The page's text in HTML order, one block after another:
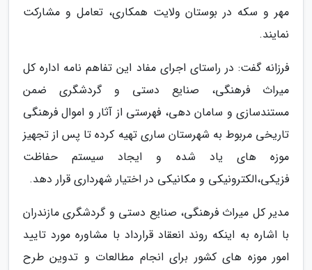
مهر و سکه در بوستان ولایت همکاری، تعامل و مشارکت
نمایند.
فرزانه گفت: در راستای اجرای مفاد این تفاهم نامه اداره کل
میراث فرهنگی، صنایع دستی و گردشگری ضمن
مستندسازی و سامان دهی، فهرستی از آثار و اموال فرهنگی
تاریخی مربوط به شهرستان ساری تهیه کرده تا پس از تجهیز
موزه های یاد شده و ایجاد سیستم حفاظت
فزیکی،الکترونیکی و مکانیکی در اختیار شهرداری قرار دهد.
مدیر کل میراث فرهنگی، صنایع دستی و گردشگری مازندران
با اشاره به اینکه روند انعقاد قرارداد با مشاوره مورد تایید
امور موزه های کشور برای انجام مطالعات و تدوین طرح